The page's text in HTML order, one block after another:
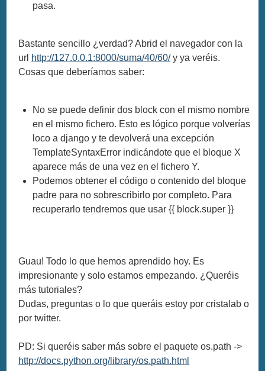
pasa.
Bastante sencillo ¿verdad? Abrid el navegador con la
url http://127.0.0.1:8000/suma/40/60/y ya veréis.
Cosas que deberíamos saber:
No se puede definir dos block con el mismo nombre
en el mismo fichero. Esto es lógico porque volverías
loco a django y te devolverá una excepción
TemplateSyntaxError indicándote que el bloque X
aparece más de una vez en el fichero Y.
Podemos obtener el código o contenido del bloque
padre para no sobrescribirlo por completo. Para
recuperarlo tendremos que usar {{ block.super }}
Guau! Todo lo que hemos aprendido hoy. Es
impresionante y solo estamos empezando. ¿Queréis
más tutoriales?
Dudas, preguntas o lo que queráis estoy por cristalab o
por twitter.
PD: Si queréis saber más sobre el paquete os.path ->
http://docs.python.org/library/os.path.html